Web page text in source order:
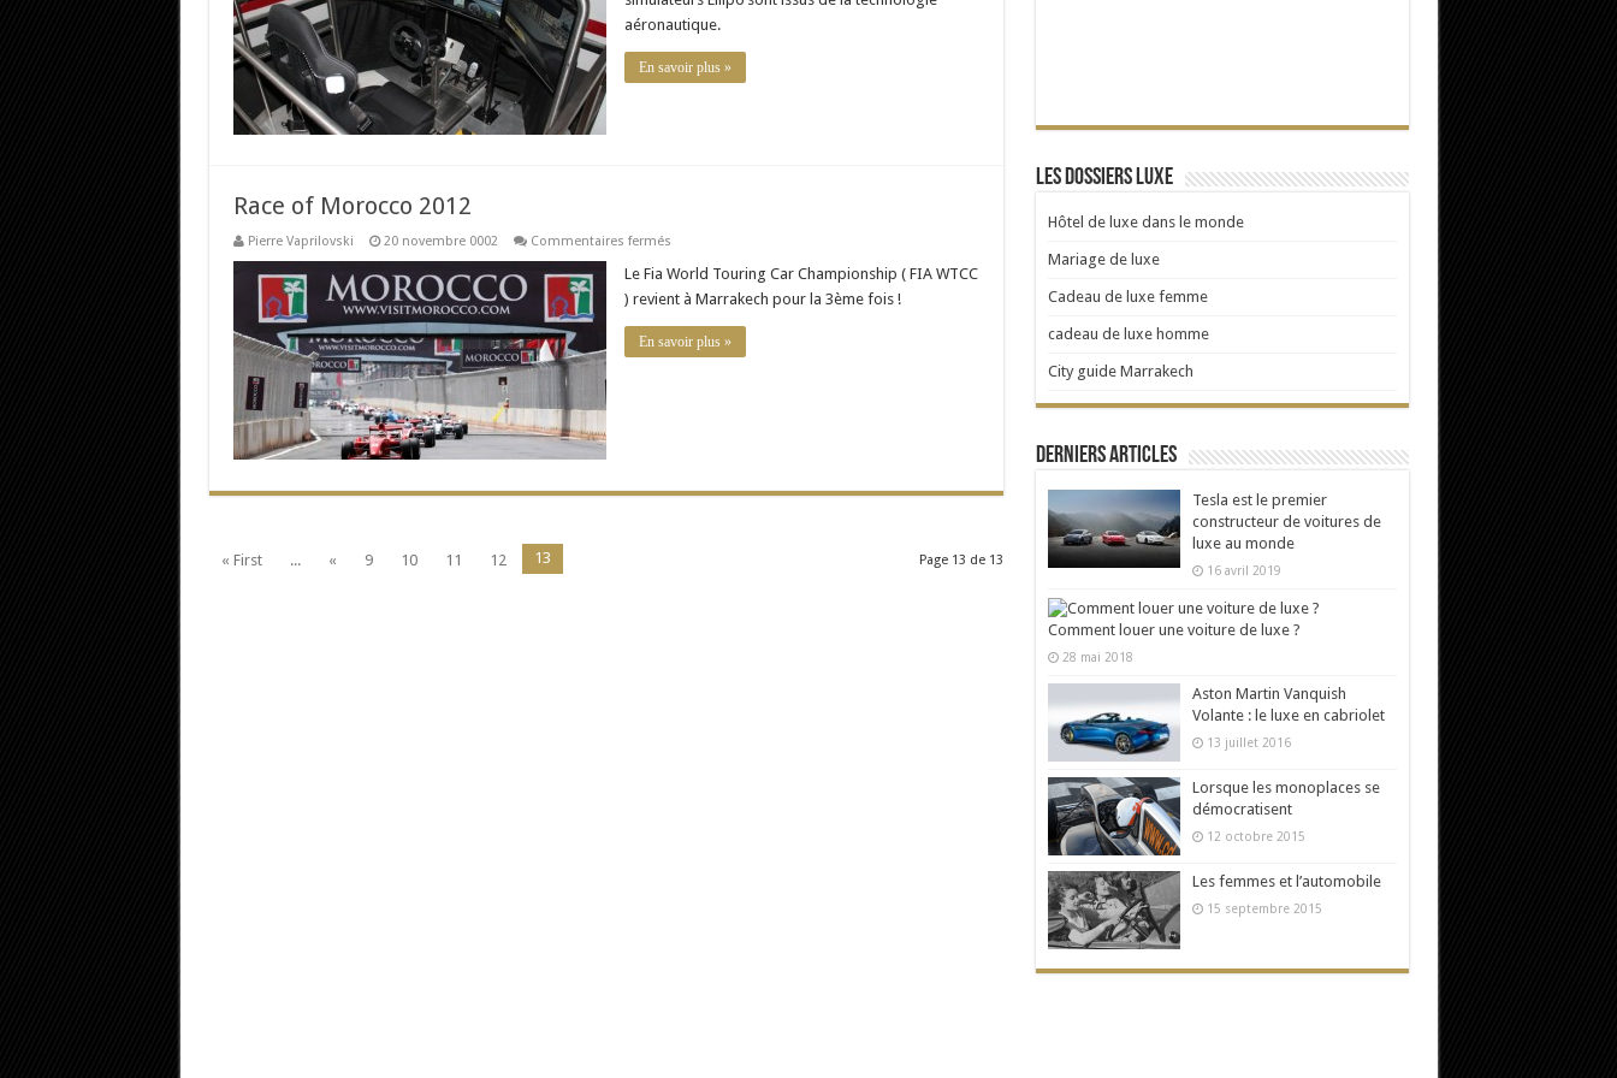
aéronautique.
En savoir plus »
Race of Morocco 2012
Pierre Vaprilovski 20 novembre 0002 Commentaires ferméssur
of
2012
Le Fia World Touring Car Championship ( FIA WTCC
) revient à Marrakech pour la 3ème fois !
En savoir plus »
Page 13 de 13
« First ... « 9 10 11 12 13
Les dossiers Luxe
Hôtel de luxe dans le monde
Mariage de luxe
Cadeau de luxe femme
cadeau de luxe homme
City guide Marrakech
Derniers articles
Tesla est le premier
constructeur de voitures de
luxe au monde
16 avril 2019
Comment louer une voiture de luxe ?
28 mai 2018
Aston Martin Vanquish
Volante : le luxe en cabriolet
13 juillet 2016
Lorsque les monoplaces se
démocratisent
12 octobre 2015
Les femmes et l’automobile
15 septembre 2015